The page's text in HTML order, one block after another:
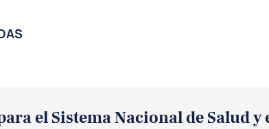
el Sistema Nacional de Salud y